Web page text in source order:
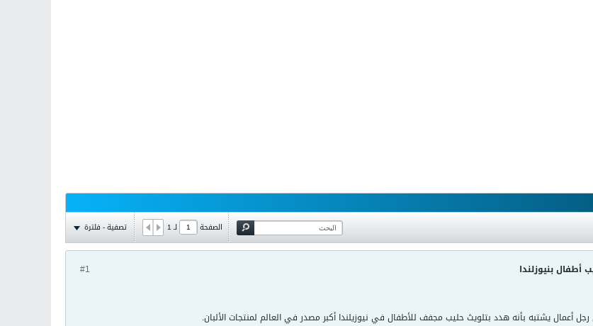
الصفحة لـ1 تصفية - فلترة
#1 أطفال بنيوزلندا
أعمال يشتبه بأنه هدد بتلويث حليب مجفف للأطفال في نيوزيلندا أكبر مصدر في العالم لمنتجات الألبان.